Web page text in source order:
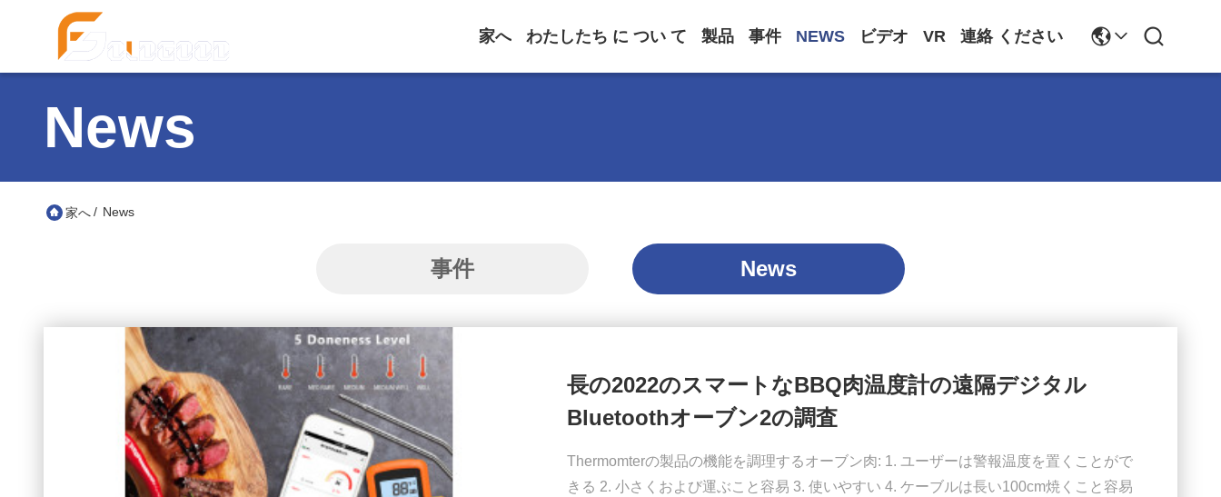
家へ わたしたち に つい て 製品 事件 NEWS ビデオ VR 連絡 ください
News
家へ/ News
事件 News
長の2022のスマートなBBQ肉温度計の遠隔デジタル
Bluetoothオーブン2の調査
Thermomterの製品の機能を調理するオーブン肉: 1. ユーザーは警報温度を置くことがで
きる 2. 小さくおよび運ぶこと容易 3. 使いやすい 4. ケーブルは長い100cm焼くこと容易